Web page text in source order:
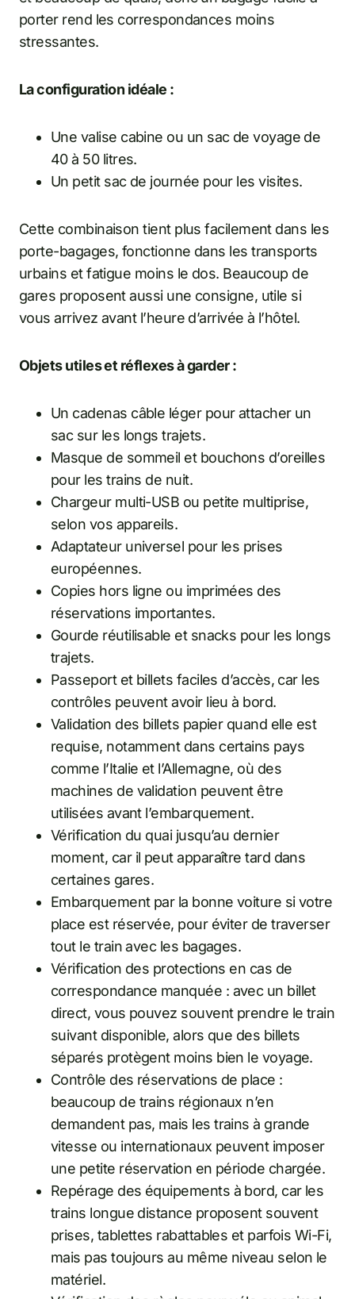
porter rend les correspondances moins
stressantes.
La configuration idéale :
Une valise cabine ou un sac de voyage de
40 à 50 litres.
Un petit sac de journée pour les visites.
Cette combinaison tient plus facilement dans les
porte-bagages, fonctionne dans les transports
urbains et fatigue moins le dos. Beaucoup de
gares proposent aussi une consigne, utile si
vous arrivez avant l’heure d’arrivée à l’hôtel.
Objets utiles et réflexes à garder :
Un cadenas câble léger pour attacher un
sac sur les longs trajets.
Masque de sommeil et bouchons d’oreilles
pour les trains de nuit.
Chargeur multi-USB ou petite multiprise,
selon vos appareils.
Adaptateur universel pour les prises
européennes.
Copies hors ligne ou imprimées des
réservations importantes.
Gourde réutilisable et snacks pour les longs
trajets.
Passeport et billets faciles d’accès, car les
contrôles peuvent avoir lieu à bord.
Validation des billets papier quand elle est
requise, notamment dans certains pays
comme l’Italie et l’Allemagne, où des
machines de validation peuvent être
utilisées avant l’embarquement.
Vérification du quai jusqu’au dernier
moment, car il peut apparaître tard dans
certaines gares.
Embarquement par la bonne voiture si votre
place est réservée, pour éviter de traverser
tout le train avec les bagages.
Vérification des protections en cas de
correspondance manquée : avec un billet
direct, vous pouvez souvent prendre le train
suivant disponible, alors que des billets
séparés protègent moins bien le voyage.
Contrôle des réservations de place :
beaucoup de trains régionaux n’en
demandent pas, mais les trains à grande
vitesse ou internationaux peuvent imposer
une petite réservation en période chargée.
Repérage des équipements à bord, car les
trains longue distance proposent souvent
prises, tablettes rabattables et parfois Wi-Fi,
mais pas toujours au même niveau selon le
matériel.